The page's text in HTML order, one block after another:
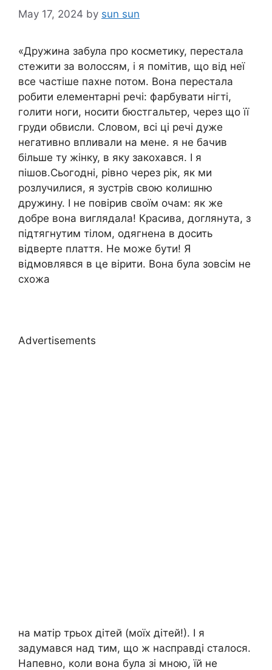
May 17, 2024 by sun sun
«Дружина забула про косметику, перестала
стежити за волоссям, і я помітив, що від неї
все частіше пахне потом. Вона перестала
робити елементарні речі: фарбувати нігті,
голити ноги, носити бюстгальтер, через що її
груди обвисли. Словом, всі ці речі дуже
негативно впливали на мене. я не бачив
більше ту жінку, в яку закохався. І я
пішов.Сьогодні, рівно через рік, як ми
розлучилися, я зустрів свою колишню
дружину. І не повірив своїм очам: як же
добре вона виглядала! Красива, доглянута, з
підтягнутим тілом, одягнена в досить
відверте плаття. Не може бути! Я
відмовлявся в це вірити. Вона була зовсім не
схожа
Advertisements
на матір трьох дітей (моїх дітей!). І я
задумався над тим, що ж насправді сталося.
Напевно, коли вона була зі мною, їй не